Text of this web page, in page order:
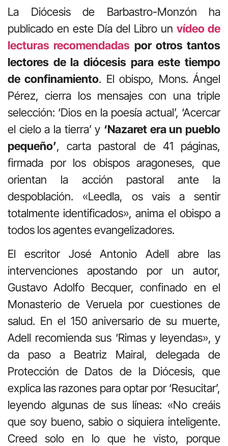
La Diócesis de Barbastro-Monzón ha
publicado en este Día del Libro un vídeo de
lecturas recomendadas por otros tantos
lectores de la diócesis para este tiempo
de confinamiento. El obispo, Mons. Ángel
Pérez, cierra los mensajes con una triple
selección: ‘Dios en la poesía actual’, ‘Acercar
el cielo a la tierra’ y ‘Nazaret era un pueblo
pequeño’, carta pastoral de 41 páginas,
firmada por los obispos aragoneses, que
orientan la acción pastoral ante la
despoblación. «Leedla, os vais a sentir
totalmente identificados», anima el obispo a
todos los agentes evangelizadores.
El escritor José Antonio Adell abre las
intervenciones apostando por un autor,
Gustavo Adolfo Becquer, confinado en el
Monasterio de Veruela por cuestiones de
salud. En el 150 aniversario de su muerte,
Adell recomienda sus ‘Rimas y leyendas», y
da paso a Beatriz Mairal, delegada de
Protección de Datos de la Diócesis, que
explica las razones para optar por ‘Resucitar’,
leyendo algunas de sus líneas: «No creáis
que soy bueno, sabio o siquiera inteligente.
Creed solo en lo que he visto, porque